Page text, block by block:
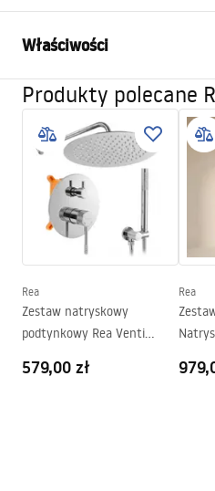
Właściwości
Wymiar (drzwi x ścianka)
80
Typ kabiny
Szkło
Seria
Montaż
Wysokość (mm)
Strona
Gwarancja
Produkty polecane
Rea
Zestaw natryskowy
podtynkowy Rea Venti
579,00 zł
Rea